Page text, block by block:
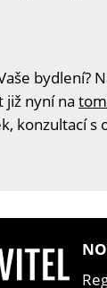
bydlení?
již nyní na
konzultací